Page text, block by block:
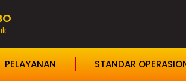
PELAYANAN STANDAR